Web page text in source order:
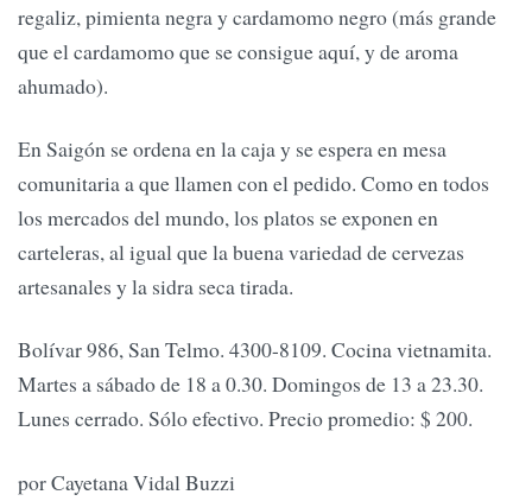
regaliz, pimienta negra y cardamomo negro (más grande
que el cardamomo que se consigue aquí, y de aroma
ahumado).
En Saigón se ordena en la caja y se espera en mesa
comunitaria a que llamen con el pedido. Como en todos
los mercados del mundo, los platos se exponen en
carteleras, al igual que la buena variedad de cervezas
artesanales y la sidra seca tirada.
Bolívar 986, San Telmo. 4300-8109. Cocina vietnamita.
Martes a sábado de 18 a 0.30. Domingos de 13 a 23.30.
Lunes cerrado. Sólo efectivo. Precio promedio: $ 200.
por Cayetana Vidal Buzzi